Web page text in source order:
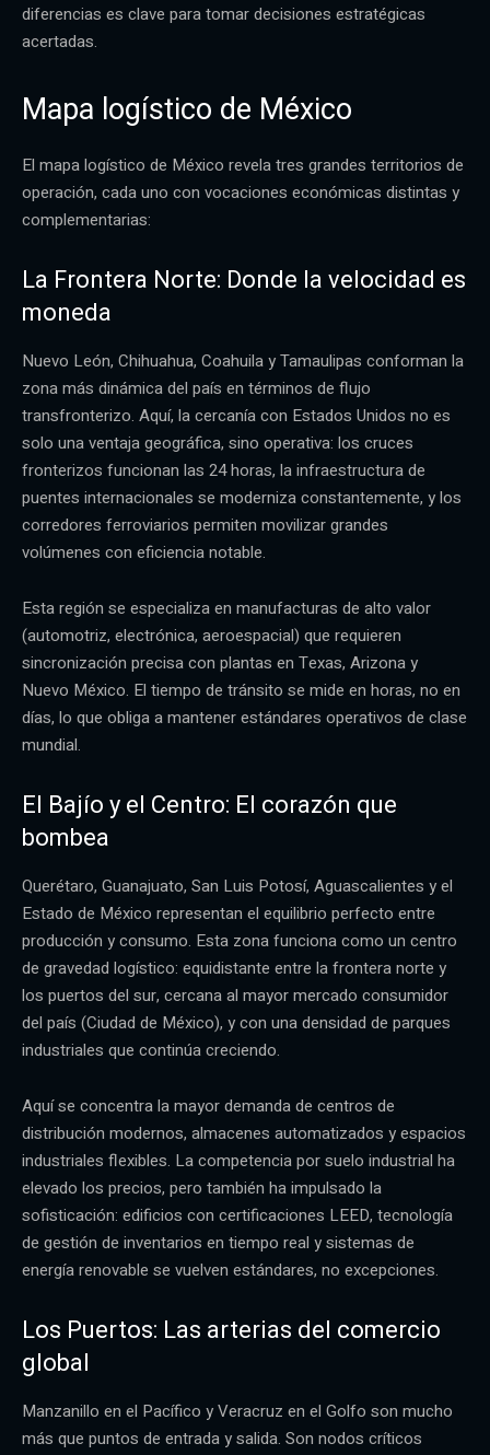
diferencias es clave para tomar decisiones estratégicas
acertadas.
Mapa logístico de México
El mapa logístico de México revela tres grandes territorios de
operación, cada uno con vocaciones económicas distintas y
complementarias:
La Frontera Norte: Donde la velocidad es
moneda
Nuevo León, Chihuahua, Coahuila y Tamaulipas conforman la
zona más dinámica del país en términos de flujo
transfronterizo. Aquí, la cercanía con Estados Unidos no es
solo una ventaja geográfica, sino operativa: los cruces
fronterizos funcionan las 24 horas, la infraestructura de
puentes internacionales se moderniza constantemente, y los
corredores ferroviarios permiten movilizar grandes
volúmenes con eficiencia notable.
Esta región se especializa en manufacturas de alto valor
(automotriz, electrónica, aeroespacial) que requieren
sincronización precisa con plantas en Texas, Arizona y
Nuevo México. El tiempo de tránsito se mide en horas, no en
días, lo que obliga a mantener estándares operativos de clase
mundial.
El Bajío y el Centro: El corazón que
bombea
Querétaro, Guanajuato, San Luis Potosí, Aguascalientes y el
Estado de México representan el equilibrio perfecto entre
producción y consumo. Esta zona funciona como un centro
de gravedad logístico: equidistante entre la frontera norte y
los puertos del sur, cercana al mayor mercado consumidor
del país (Ciudad de México), y con una densidad de parques
industriales que continúa creciendo.
Aquí se concentra la mayor demanda de centros de
distribución modernos, almacenes automatizados y espacios
industriales flexibles. La competencia por suelo industrial ha
elevado los precios, pero también ha impulsado la
sofisticación: edificios con certificaciones LEED, tecnología
de gestión de inventarios en tiempo real y sistemas de
energía renovable se vuelven estándares, no excepciones.
Los Puertos: Las arterias del comercio
global
Manzanillo en el Pacífico y Veracruz en el Golfo son mucho
más que puntos de entrada y salida. Son nodos críticos